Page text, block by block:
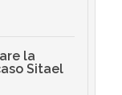
la
Sitael